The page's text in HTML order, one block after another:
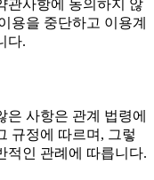
사항에 동의하지 않
용을 중단하고 이용계
다.
은 사항은 관계 법령에
규정에 따르며, 그렇
적인 관례에 따릅니다.